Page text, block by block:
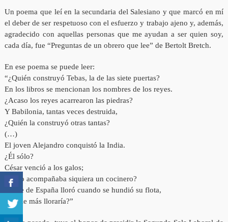
Un poema que leí en la secundaria del Salesiano y que marcó en mí
el deber de ser respetuoso con el esfuerzo y trabajo ajeno y, además,
agradecido con aquellas personas que me ayudan a ser quien soy,
cada día, fue “Preguntas de un obrero que lee” de Bertolt Bretch.
En ese poema se puede leer:
“¿Quién construyó Tebas, la de las siete puertas?
En los libros se mencionan los nombres de los reyes.
¿Acaso los reyes acarrearon las piedras?
Y Babilonia, tantas veces destruida,
¿Quién la construyó otras tantas?
(…)
El joven Alejandro conquistó la India.
¿Él sólo?
César venció a los galos;
¿no lo acompañaba siquiera un cocinero?
Felipe de España lloró cuando se hundió su flota,
¿Nadie más lloraría?”